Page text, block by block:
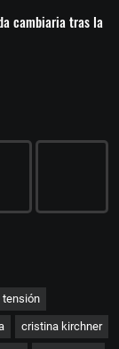
cambiaria tras la
tensión
cristina kirchner